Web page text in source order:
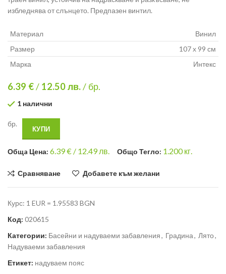
избледнява от слънцето. Предпазен винтил.
Материал
Винил
Размер
107 х 99 см
Марка
Интекс
6.39 €/ 12.50лв./ бр.
1 налични
бр.
КУПИ
Общa Цена: 6.39€ / 12.49 лв. Общо Тегло: 1.200кг.
Сравняване Добавете към желани
Курс: 1 EUR = 1.95583 BGN
Код: 020615
Категории: Басейни и надуваеми забавления, Градина, Лято,
Надуваеми забавления
Етикет: надуваем пояс